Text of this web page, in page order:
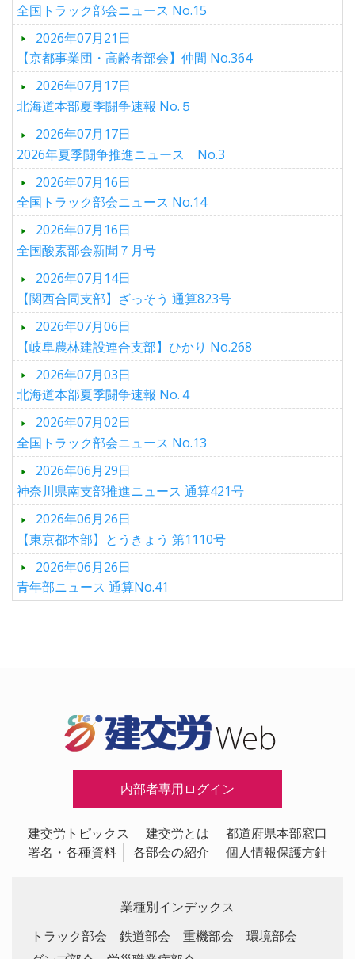
全国トラック部会ニュース No.15
2026年07月21日
【京都事業団・高齢者部会】仲間 No.364
2026年07月17日
北海道本部夏季闘争速報 No.５
2026年07月17日
2026年夏季闘争推進ニュース No.3
2026年07月16日
全国トラック部会ニュース No.14
2026年07月16日
全国酸素部会新聞７月号
2026年07月14日
【関西合同支部】ざっそう 通算823号
2026年07月06日
【岐阜農林建設連合支部】ひかり No.268
2026年07月03日
北海道本部夏季闘争速報 No.４
2026年07月02日
全国トラック部会ニュース No.13
2026年06月29日
神奈川県南支部推進ニュース 通算421号
2026年06月26日
【東京都本部】とうきょう 第1110号
2026年06月26日
青年部ニュース 通算No.41
内部者専用ログイン
建交労トピックス 建交労とは
都道府県本部窓口
署名・各種資料
各部会の紹介 個人情報保護方針
業種別インデックス
トラック部会
鉄道部会 重機部会
環境部会